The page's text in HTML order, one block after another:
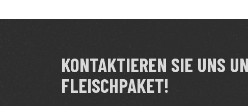
KONTAKTIEREN SIE UNS
FLEISCHPAKET!